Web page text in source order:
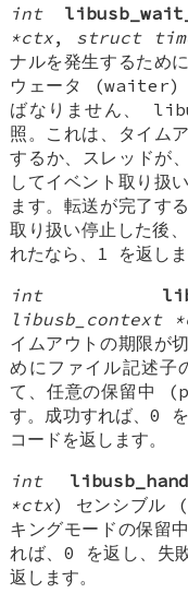
int
*ctx, struct
ナルを発生するため
ウェータ (waiter)
ばなりません、
照。これは、タイム
するか、スレッド
してイベント取り扱
ます。転送が完了す
取り扱い停止した後
れたなら、1 を返しま
int
libusb_context
イムアウトの期限が
めにファイル記述子
て、任意の保留中
す。成功すれば、0
コードを返します。
int
*ctx) センシブル
キングモードの保留
れば、0 を返し、失
返します。